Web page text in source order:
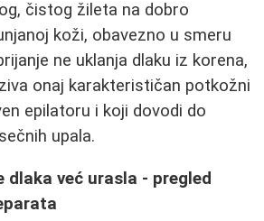
čistog žileta na dobro
koži, obavezno u smeru
ne uklanja dlaku iz korena,
onaj karakterističan potkožni
epilatoru i koji dovodi do
upala.
već urasla - pregled